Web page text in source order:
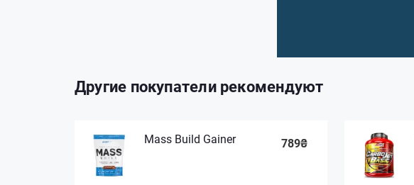
Другие покупатели рекомендуют
Mass Build Gainer 789₴